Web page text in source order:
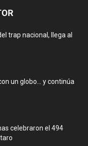
trap nacional, llega al
un globo… y continúa
celebraron el 494